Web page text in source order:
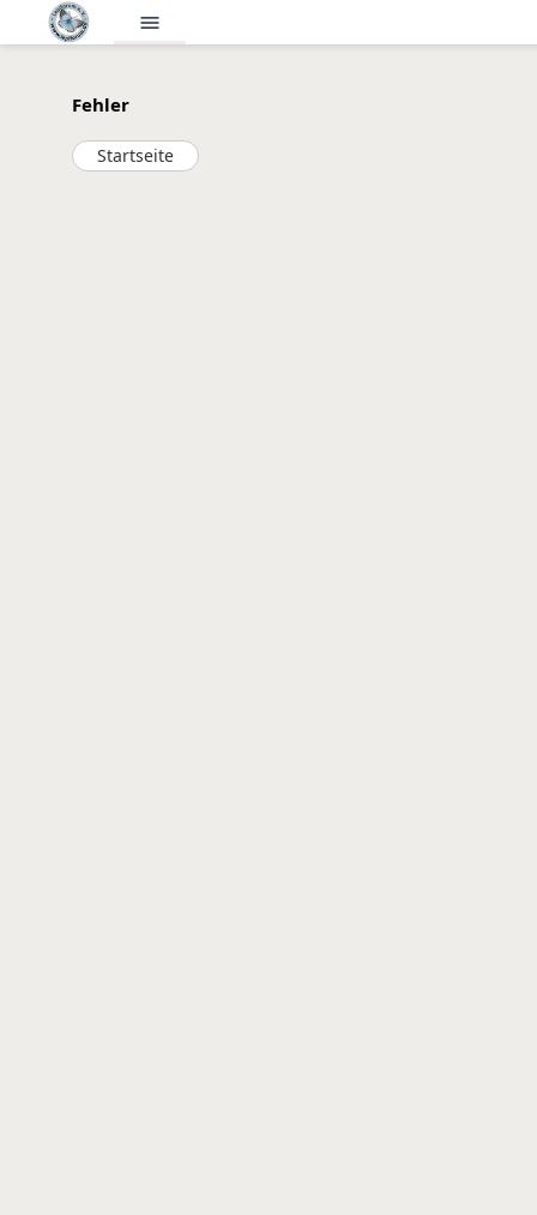
menu
Fehler
Startseite